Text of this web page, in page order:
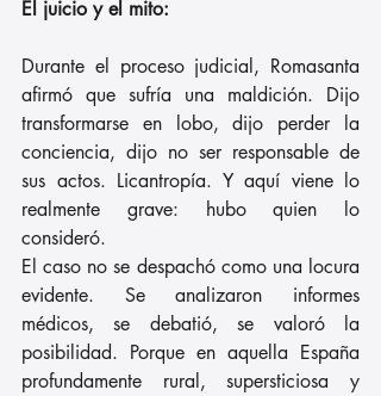
El juicio y el mito:
Durante el proceso judicial, Romasanta
afirmó que sufría una maldición. Dijo
transformarse en lobo, dijo perder la
conciencia, dijo no ser responsable de
sus actos. Licantropía. Y aquí viene lo
realmente grave: hubo quien lo
consideró.
El caso no se despachó como una locura
evidente. Se analizaron informes
médicos, se debatió, se valoró la
posibilidad. Porque en aquella España
profundamente rural, supersticiosa y